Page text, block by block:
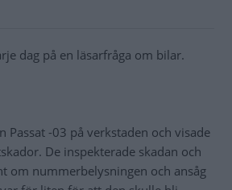
dag på en läsarfråga om bilar.
Passat -03 på verkstaden och visade
De inspekterade skadan och
om nummerbelysningen och ansåg